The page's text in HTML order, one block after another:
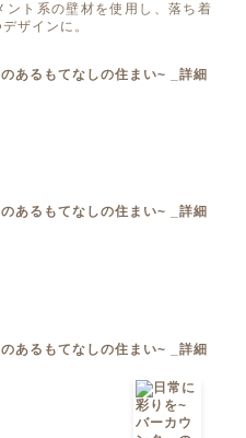
ト系の壁材を使用し、落ち着
ザインに。